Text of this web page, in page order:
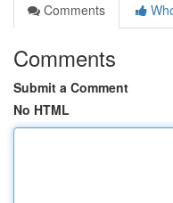
Comments
Comments
Submit a Comment
No HTML